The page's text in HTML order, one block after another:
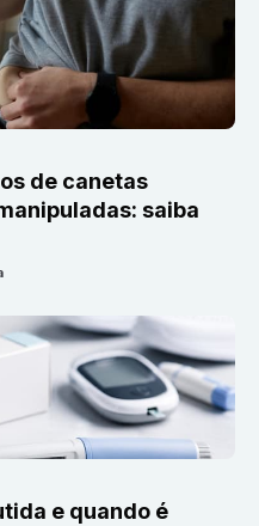
de canetas
saiba
e quando é